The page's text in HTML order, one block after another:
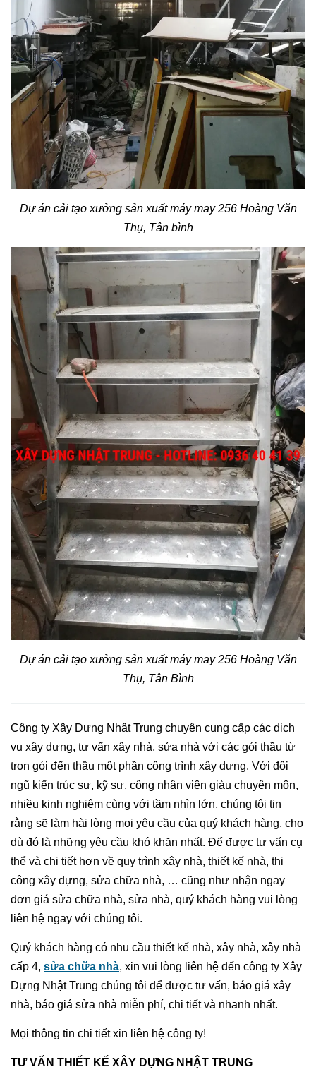
Dự án cải tạo xưởng sản xuất máy may 256 Hoàng Văn
Thụ, Tân bình
Dự án cải tạo xưởng sản xuất máy may 256 Hoàng Văn
Thụ, Tân Bình
Công ty Xây Dựng Nhật Trung chuyên cung cấp các dịch
vụ xây dựng, tư vấn xây nhà, sửa nhà với các gói thầu từ
trọn gói đến thầu một phần công trình xây dựng. Với đội
ngũ kiến trúc sư, kỹ sư, công nhân viên giàu chuyên môn,
nhiều kinh nghiệm cùng với tầm nhìn lớn, chúng tôi tin
rằng sẽ làm hài lòng mọi yêu cầu của quý khách hàng, cho
dù đó là những yêu cầu khó khăn nhất. Để được tư vấn cụ
thể và chi tiết hơn về quy trình xây nhà, thiết kế nhà, thi
công xây dựng, sửa chữa nhà, … cũng như nhận ngay
đơn giá sửa chữa nhà, sửa nhà, quý khách hàng vui lòng
liên hệ ngay với chúng tôi.
Quý khách hàng có nhu cầu thiết kế nhà, xây nhà, xây nhà
cấp 4, sửa chữa nhà, xin vui lòng liên hệ đến công ty Xây
Dựng Nhật Trung chúng tôi để được tư vấn, báo giá xây
nhà, báo giá sửa nhà miễn phí, chi tiết và nhanh nhất.
Mọi thông tin chi tiết xin liên hệ công ty!
TƯ VẤN THIẾT KẾ XÂY DỰNG NHẬT TRUNG